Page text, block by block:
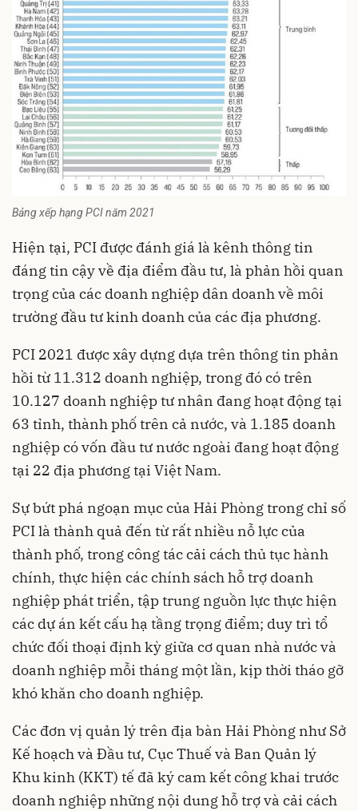
Bảng xếp hạng PCI năm 2021
Hiện tại, PCI được đánh giá là kênh thông tin
đáng tin cậy về địa điểm đầu tư, là phản hồi quan
trọng của các doanh nghiệp dân doanh về môi
trường đầu tư kinh doanh của các địa phương.
PCI 2021 được xây dựng dựa trên thông tin phản
hồi từ 11.312 doanh nghiệp, trong đó có trên
10.127 doanh nghiệp tư nhân đang hoạt động tại
63 tỉnh, thành phố trên cả nước, và 1.185 doanh
nghiệp có vốn đầu tư nước ngoài đang hoạt động
tại 22 địa phương tại Việt Nam.
Sự bứt phá ngoạn mục của Hải Phòng trong chỉ số
PCI là thành quả đến từ rất nhiều nỗ lực của
thành phố, trong công tác cải cách thủ tục hành
chính, thực hiện các chính sách hỗ trợ doanh
nghiệp phát triển, tập trung nguồn lực thực hiện
các dự án kết cấu hạ tầng trọng điểm; duy trì tổ
chức đối thoại định kỳ giữa cơ quan nhà nước và
doanh nghiệp mỗi tháng một lần, kịp thời tháo gỡ
khó khăn cho doanh nghiệp.
Các đơn vị quản lý trên địa bàn Hải Phòng như Sở
Kế hoạch và Đầu tư, Cục Thuế và Ban Quản lý
Khu kinh (KKT) tế đã ký cam kết công khai trước
doanh nghiệp những nội dung hỗ trợ và cải cách